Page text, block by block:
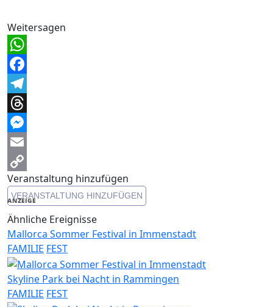
Weitersagen
WhatsApp
Facebook
Telegram
Threads
Messenger
Email
Copy
Link
Veranstaltung hinzufügen
VERANSTALTUNG HINZUFÜGEN
ANZEIGE
Ähnliche Ereignisse
Mallorca Sommer Festival in Immenstadt
FAMILIE FEST
Skyline Park bei Nacht in Rammingen
FAMILIE FEST